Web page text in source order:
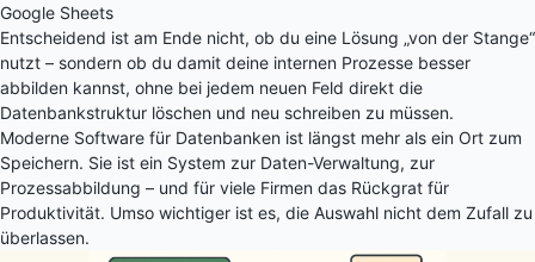
Google Sheets
Entscheidend ist am Ende nicht, ob du eine Lösung „von der Stange“
nutzt – sondern ob du damit deine internen Prozesse besser
abbilden kannst, ohne bei jedem neuen Feld direkt die
Datenbankstruktur löschen und neu schreiben zu müssen.
Moderne Software für Datenbanken ist längst mehr als ein Ort zum
Speichern. Sie ist ein System zur Daten-Verwaltung, zur
Prozessabbildung – und für viele Firmen das Rückgrat für
Produktivität. Umso wichtiger ist es, die Auswahl nicht dem Zufall zu
überlassen.